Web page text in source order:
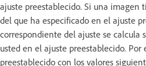
ajuste preestablecido. Si una imagen
del que ha especificado en el ajuste
correspondiente del ajuste se calcula
usted en el ajuste preestablecido.
preestablecido con los valores